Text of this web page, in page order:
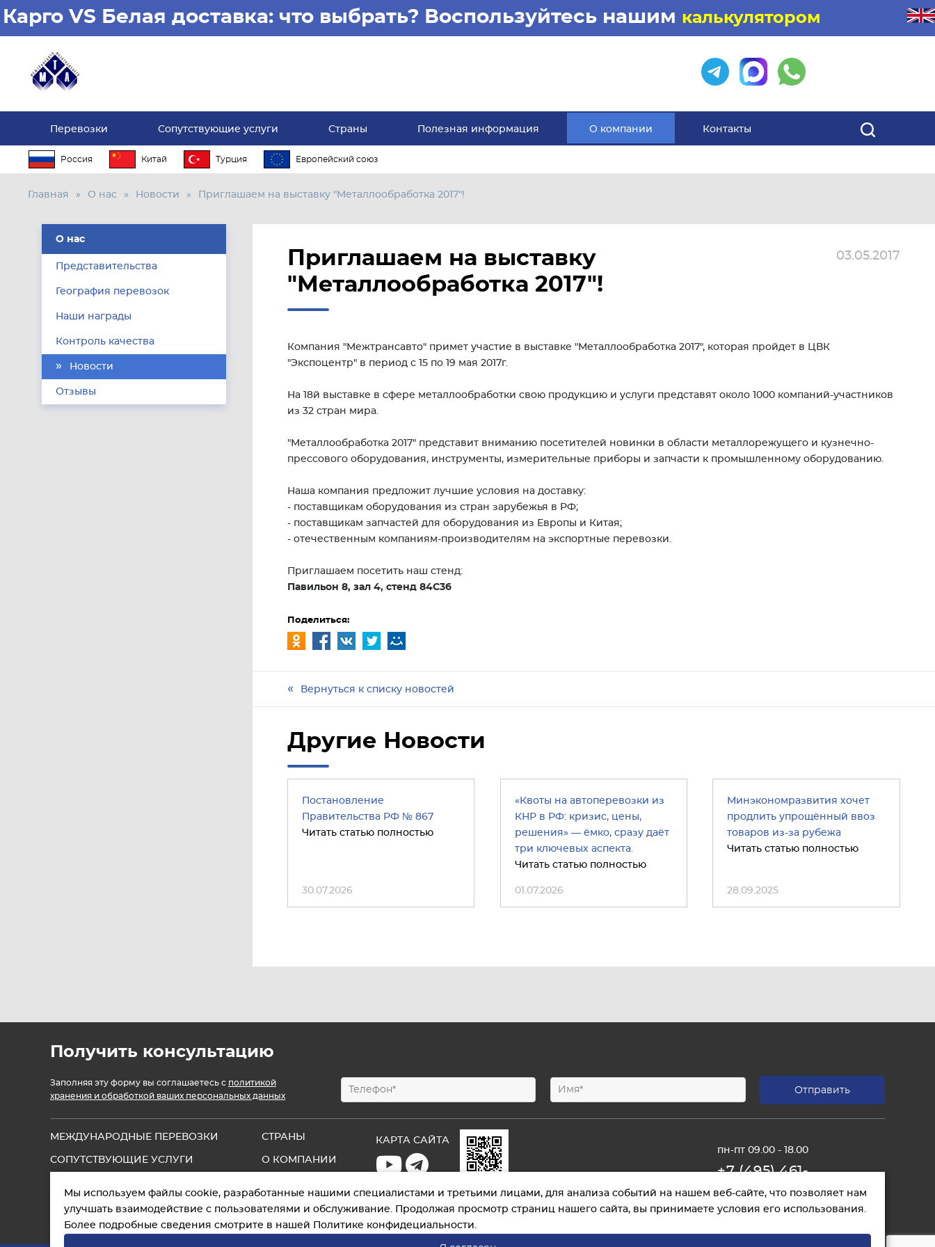
Карго VS Белая доставка: что выбрать? Воспользуйтесь нашим калькулятором
Перевозки Сопутствующие услуги Страны Полезная информация О компании Контакты
Россия Китай Турция Европейский союз
Главная О нас Новости Приглашаем на выставку "Металлообработка 2017"!
О нас
Представительства
География перевозок
Наши награды
Контроль качества
Новости
Отзывы
Приглашаем на выставку
"Металлообработка 2017"!
03.05.2017
Компания "Межтрансавто" примет участие в выставке "Металлообработка 2017", которая пройдет в ЦВК
"Экспоцентр" в период с 15 по 19 мая 2017г.
На 18й выставке в сфере металлообработки свою продукцию и услуги представят около 1000 компаний-участников
из 32 стран мира.
"Металлообработка 2017" представит вниманию посетителей новинки в области металлорежущего и кузнечно-
прессового оборудования, инструменты, измерительные приборы и запчасти к промышленному оборудованию.
Наша компания предложит лучшие условия на доставку:
- поставщикам оборудования из стран зарубежья в РФ;
- поставщикам запчастей для оборудования из Европы и Китая;
- отечественным компаниям-производителям на экспортные перевозки.
Приглашаем посетить наш стенд:
Павильон 8, зал 4, стенд 84С36
Поделиться:
Вернуться к списку новостей
Другие Новости
Постановление
Правительства РФ № 867
Читать статью полностью
30.07.2026
«Квоты на автоперевозки из
КНР в РФ: кризис, цены,
решения» — ёмко, сразу даёт
три ключевых аспекта.
Читать статью полностью
01.07.2026
Минэкономразвития хочет
продлить упрощённый ввоз
товаров из-за рубежа
Читать статью полностью
28.09.2025
Получить консультацию
Заполняя эту форму вы соглашаетесь с политикой
хранения и обработкой ваших персональных данных
МЕЖДУНАРОДНЫЕ ПЕРЕВОЗКИ СТРАНЫ
СОПУТСТВУЮЩИЕ УСЛУГИ О КОМПАНИИ
КАРТА САЙТА
презентацию
пн-пт 09.00 - 18.00
+7 (495) 461-
01-11
Мы используем файлы cookie, разработанные нашими специалистами и третьими лицами, для анализа событий на нашем веб-сайте, что позволяет нам
улучшать взаимодействие с пользователями и обслуживание. Продолжая просмотр страниц нашего сайта, вы принимаете условия его использования.
Более подробные сведения смотрите в нашей
Политике конфидециальности.